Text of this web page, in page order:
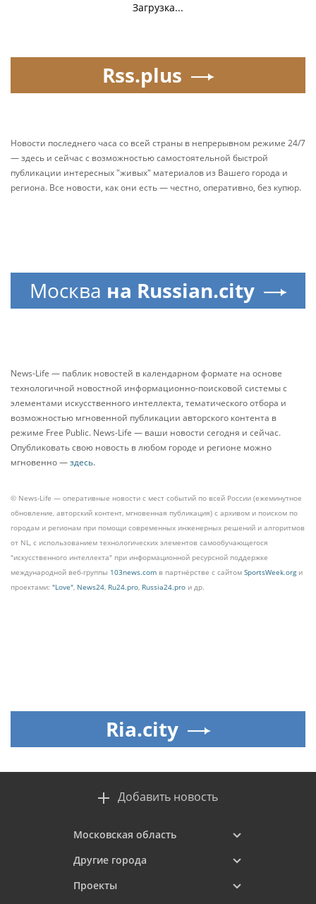
Загрузка...
Rss.plus
Новости последнего часа со всей страны в непрерывном режиме 24/7
— здесь и сейчас с возможностью самостоятельной быстрой
публикации интересных "живых" материалов из Вашего города и
региона. Все новости, как они есть — честно, оперативно, без купюр.
Москва на Russian.city
News-Life — паблик новостей в календарном формате на основе
технологичной новостной информационно-поисковой системы с
элементами искусственного интеллекта, тематического отбора и
возможностью мгновенной публикации авторского контента в
режиме Free Public. News-Life — ваши новости сегодня и сейчас.
Опубликовать свою новость в любом городе и регионе можно
мгновенно —здесь.
© News-Life — оперативные новости с мест событий по всей России (ежеминутное
обновление, авторский контент, мгновенная публикация) с архивом и поиском по
городам и регионам при помощи современных инженерных решений и алгоритмов
от NL, с использованием технологических элементов самообучающегося
"искусственного интеллекта" при информационной ресурсной поддержке
международной веб-группы 103news.com в партнёрстве с сайтом SportsWeek.orgи
проектами: "Love", News24, Ru24.pro, Russia24.pro и др.
Ria.city
Добавить новость
Московская область
Другие города
Проекты